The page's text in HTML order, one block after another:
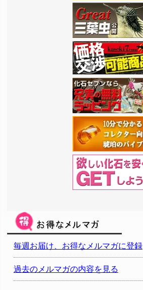
毎週お届け、お得なメルマガに登録
過去のメルマガの内容を見る